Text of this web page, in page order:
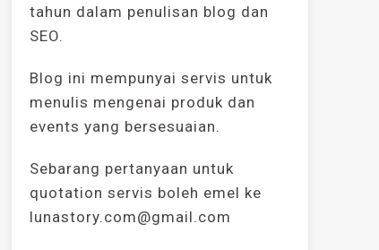
tahun dalam penulisan blog dan
SEO.
Blog ini mempunyai servis untuk
menulis mengenai produk dan
events yang bersesuaian.
Sebarang pertanyaan untuk
quotation servis boleh emel ke
lunastory.com@gmail.com